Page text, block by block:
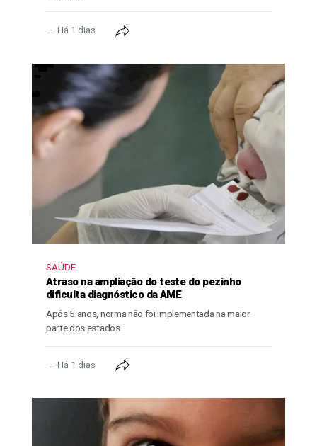
Há 1 dias
SAÚDE
Atraso na ampliação do teste do pezinho
dificulta diagnóstico da AME
Após 5 anos, norma não foi implementada na maior
parte dos estados
Há 1 dias